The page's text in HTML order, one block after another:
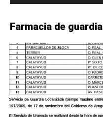
Farmacia de guardia